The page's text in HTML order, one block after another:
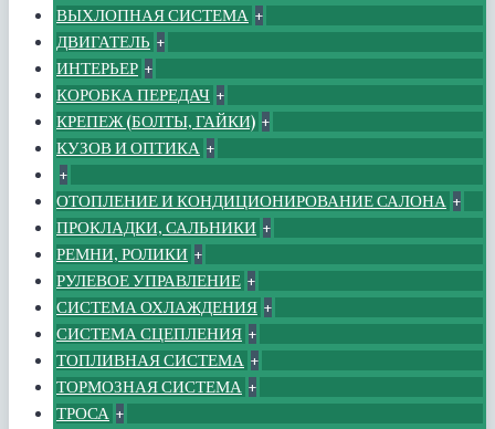
ВЫХЛОПНАЯ СИСТЕМА +
ДВИГАТЕЛЬ +
ИНТЕРЬЕР +
КОРОБКА ПЕРЕДАЧ +
КРЕПЕЖ (БОЛТЫ, ГАЙКИ) +
КУЗОВ И ОПТИКА +
+
ОТОПЛЕНИЕ И КОНДИЦИОНИРОВАНИЕ САЛОНА +
ПРОКЛАДКИ, САЛЬНИКИ +
РЕМНИ, РОЛИКИ +
РУЛЕВОЕ УПРАВЛЕНИЕ +
СИСТЕМА ОХЛАЖДЕНИЯ +
СИСТЕМА СЦЕПЛЕНИЯ +
ТОПЛИВНАЯ СИСТЕМА +
ТОРМОЗНАЯ СИСТЕМА +
ТРОСА +